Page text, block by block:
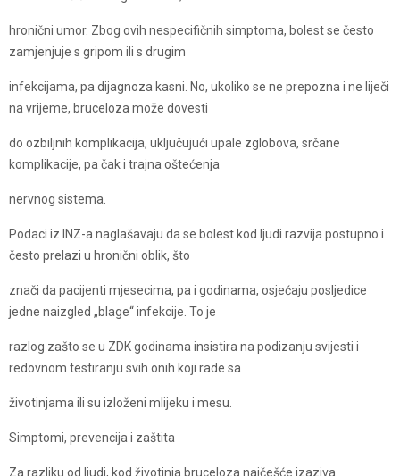
hronični umor. Zbog ovih nespecifičnih simptoma, bolest se često
zamjenjuje s gripom ili s drugim
infekcijama, pa dijagnoza kasni. No, ukoliko se ne prepozna i ne liječi
na vrijeme, bruceloza može dovesti
do ozbiljnih komplikacija, uključujući upale zglobova, srčane
komplikacije, pa čak i trajna oštećenja
nervnog sistema.
Podaci iz INZ-a naglašavaju da se bolest kod ljudi razvija postupno i
često prelazi u hronični oblik, što
znači da pacijenti mjesecima, pa i godinama, osjećaju posljedice
jedne naizgled „blage“ infekcije. To je
razlog zašto se u ZDK godinama insistira na podizanju svijesti i
redovnom testiranju svih onih koji rade sa
životinjama ili su izloženi mlijeku i mesu.
Simptomi, prevencija i zaštita
Za razliku od ljudi, kod životinja bruceloza najčešće izaziva